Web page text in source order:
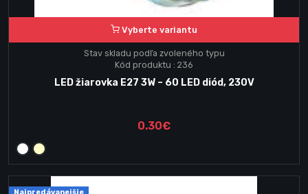
Vyberte variantu
Stav skladu podľa zvoleného typu
Kód produktu : 236
LED žiarovka E27 3W – 60 LED diód, 230V
0.30€